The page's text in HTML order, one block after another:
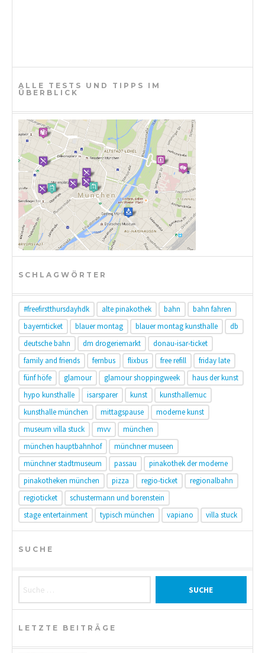
ALLE TESTS UND TIPPS IM
ÜBERBLICK
SCHLAGWÖRTER
#freefirstthursdayhdk alte pinakothek bahn
bahn fahren
bayernticket
blauer montag blauer montag kunsthalle
db
deutsche bahn
dm drogeriemarkt
donau-isar-ticket
family and friends
fernbus flixbus free refill
friday late
fünf höfe
glamour glamour shoppingweek
haus der kunst
hypo kunsthalle
isarsparer kunst
kunsthallemuc
kunsthalle münchen
mittagspause
moderne kunst
museum villa stuck
mvv
münchen
münchen hauptbahnhof
münchner museen
münchner stadtmuseum
passau
pinakothek der moderne
pinakotheken münchen
pizza regio-ticket
regionalbahn
regioticket
schustermann und borenstein
stage entertainment
typisch münchen vapiano villa stuck
SUCHE
LETZTE BEITRÄGE